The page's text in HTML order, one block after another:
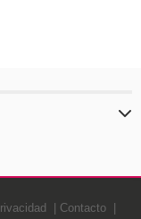
Contacto